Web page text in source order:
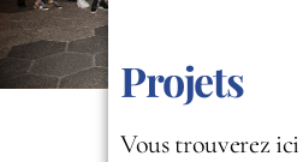
Projets
Vous trouverez ici